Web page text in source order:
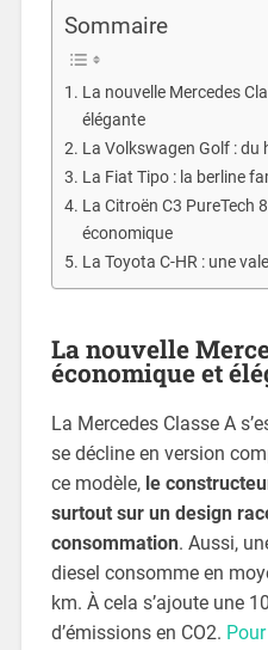
Sommaire
La nouvelle Mercedes
élégante
La Volkswagen Golf : du
La Fiat Tipo : la berline
La Citroën C3 PureTech
économique
La Toyota C-HR : une
La nouvelle
économique et
La Mercedes Classe A
se décline en version
ce modèle, le
surtout sur un design
consommation. Aussi,
diesel consomme en
km. À cela s’ajoute une
d’émissions en CO2.